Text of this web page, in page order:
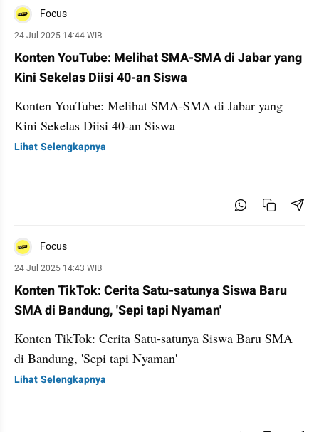
Focus
24 Jul 2025 14:44 WIB
Konten YouTube: Melihat SMA-SMA di Jabar yang
Kini Sekelas Diisi 40-an Siswa
Konten YouTube: Melihat SMA-SMA di Jabar yang
Kini Sekelas Diisi 40-an Siswa
Lihat Selengkapnya
Focus
24 Jul 2025 14:43 WIB
Konten TikTok: Cerita Satu-satunya Siswa Baru
SMA di Bandung, 'Sepi tapi Nyaman'
Konten TikTok: Cerita Satu-satunya Siswa Baru SMA
di Bandung, 'Sepi tapi Nyaman'
Lihat Selengkapnya